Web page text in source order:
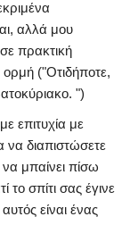
αλλά μου
σε πρακτική
ορμή ("Οτιδήποτε,
")
επιτυχία με
να διαπιστώσετε
να μπαίνει πίσω
το σπίτι σας έγινε
είναι ένας